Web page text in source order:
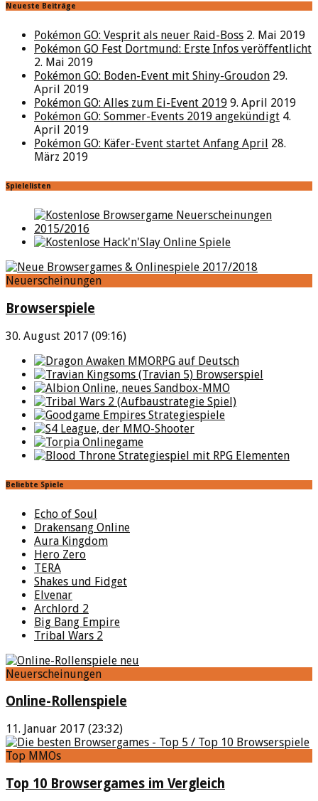
Neueste Beiträge
Pokémon GO: Vesprit als neuer Raid-Boss 2. Mai 2019
Pokémon GO Fest Dortmund: Erste Infos veröffentlicht
2. Mai 2019
Pokémon GO: Boden-Event mit Shiny-Groudon 29.
April 2019
Pokémon GO: Alles zum Ei-Event 2019 9. April 2019
Pokémon GO: Sommer-Events 2019 angekündigt 4.
April 2019
Pokémon GO: Käfer-Event startet Anfang April 28.
März 2019
Spielelisten
Neuerscheinungen
Browserspiele
30. August 2017 (09:16)
Beliebte Spiele
Echo of Soul
Drakensang Online
Aura Kingdom
Hero Zero
TERA
Shakes und Fidget
Elvenar
Archlord 2
Big Bang Empire
Tribal Wars 2
Neuerscheinungen
Online-Rollenspiele
11. Januar 2017 (23:32)
Top MMOs
Top 10 Browsergames im Vergleich